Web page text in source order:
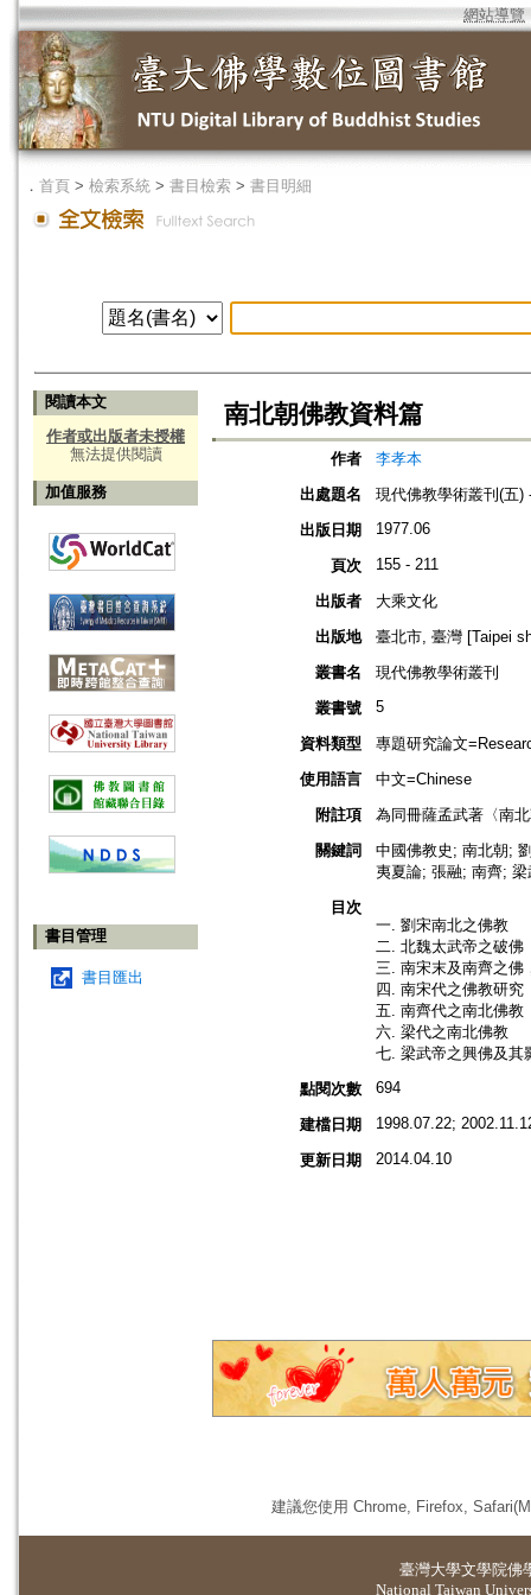
網站導覽
． 首頁 > 檢索系統 > 書目檢索 > 書目明細
閱讀本文
作者或出版者未授權
無法提供閱讀
加值服務
書目管理
書目匯出
南北朝佛教資料篇
作者
李孝本
出處題名
現代佛教學術叢刊(五)
出版日期
1977.06
頁次 155 - 211
出版者
大乘文化
出版地
臺北市, 臺灣 [Taipei
叢書名
現代佛教學術叢刊
叢書號
5
資料類型
專題研究論文
使用語言
中文=Chinese
附註項
為同冊薩孟武著〈南
關鍵詞
中國佛教史; 南北朝;
夷夏論; 張融; 南齊;
目次
一. 劉宋南北之佛教
二. 北魏太武帝之破佛
三. 南宋末及南齊之佛
四. 南宋代之佛教研究
五. 南齊代之南北佛教
六. 梁代之南北佛教
七. 梁武帝之興佛及其
點閱次數
694
建檔日期 1998.07.22;
更新日期 2014.04.10
建議您使用 Chrome, Firefox,
臺灣大學文學院佛
National Taiwan